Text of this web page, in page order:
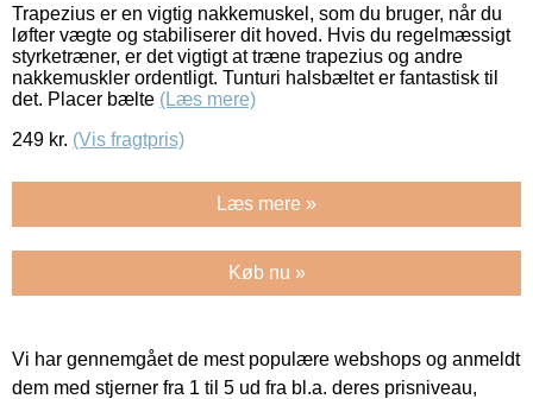
Trapezius er en vigtig nakkemuskel, som du bruger, når du
løfter vægte og stabiliserer dit hoved. Hvis du regelmæssigt
styrketræner, er det vigtigt at træne trapezius og andre
nakkemuskler ordentligt. Tunturi halsbæltet er fantastisk til
det. Placer bælte (Læs mere)
249 kr. (Vis fragtpris)
Læs mere »
Køb nu »
Vi har gennemgået de mest populære webshops og anmeldt
dem med stjerner fra 1 til 5 ud fra bl.a. deres prisniveau,